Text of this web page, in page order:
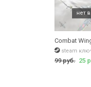
Combat
steam
99 руб. 25